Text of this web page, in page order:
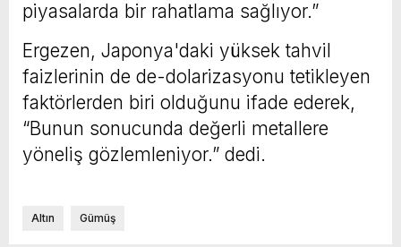
piyasalarda bir rahatlama sağlıyor.”
Ergezen, Japonya'daki yüksek tahvil
faizlerinin de de-dolarizasyonu tetikleyen
faktörlerden biri olduğunu ifade ederek,
“Bunun sonucunda değerli metallere
yöneliş gözlemleniyor.” dedi.
Altın Gümüş